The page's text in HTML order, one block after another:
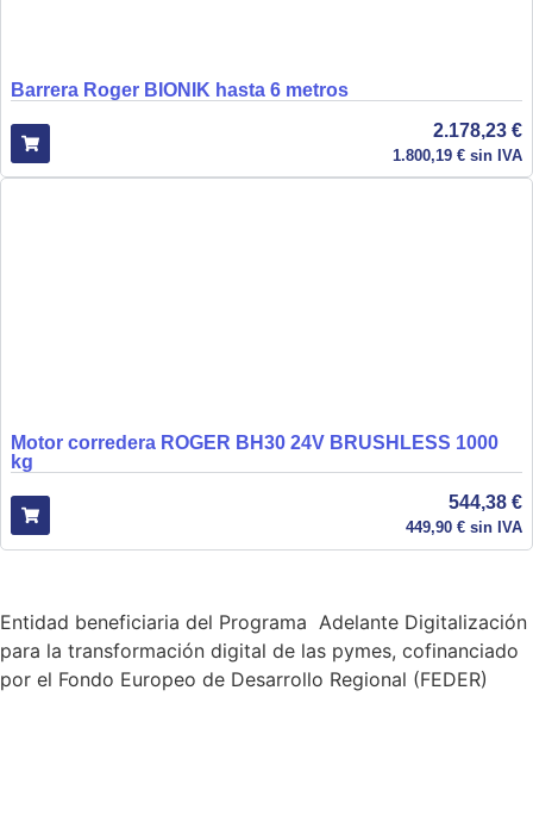
Barrera Roger BIONIK hasta 6 metros
2.178,23 €
1.800,19 € sin IVA
Motor corredera ROGER BH30 24V BRUSHLESS 1000
kg
544,38 €
449,90 € sin IVA
Entidad beneficiaria del Programa Adelante Digitalización
para la transformación digital de las pymes, cofinanciado
por el Fondo Europeo de Desarrollo Regional (FEDER)